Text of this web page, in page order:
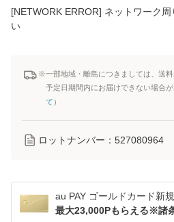
[NETWORK ERROR] ネットワーク
い
※一部地域・離島につきましては、送
予定日期間内にお届けできない場合
て ）
ロットナンバー： 527080964
au PAY ゴールドカード新
最大23,000Pもらえる※諸